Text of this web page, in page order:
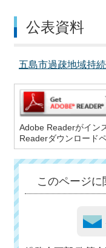
公表資料
五島市過疎地域持
Adobe Readerがイン
Readerダウンロード
このページ